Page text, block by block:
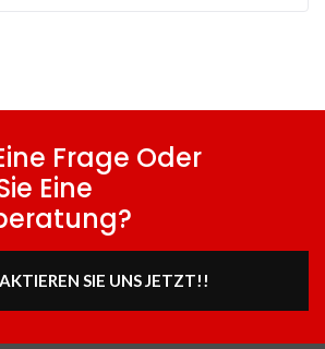
Frage Oder
Eine
SIE UNS JETZT!!